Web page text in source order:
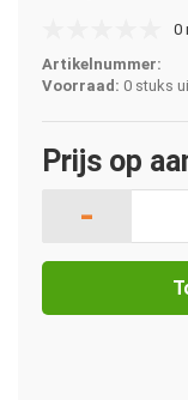
0
Artikelnummer:
Voorraad: 0 stuks
Prijs op
-